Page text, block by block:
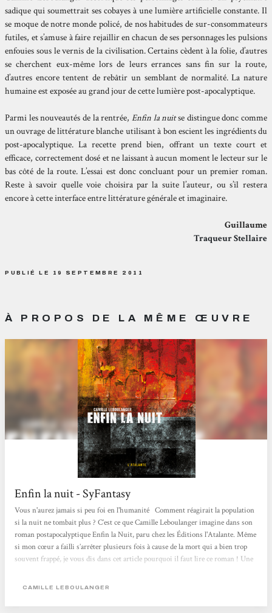
sadique qui soumettrait ses cobayes à une lumière artificielle constante. Il
se moque de notre monde policé, de nos habitudes de sur-consommateurs
futiles, et s’amuse à faire rejaillir en chacun de ses personnages les pulsions
enfouies sous le vernis de la civilisation. Certains cèdent à la folie, d’autres
se cherchent eux-même lors de leurs errances sans fin sur la route,
d’autres encore tentent de rebâtir un semblant de normalité. La nature
humaine est exposée au grand jour de cette lumière post-apocalyptique.
Parmi les nouveautés de la rentrée, Enfin la nuitse distingue donc comme
un ouvrage de littérature blanche utilisant à bon escient les ingrédients du
post-apocalyptique. La recette prend bien, offrant un texte court et
efficace, correctement dosé et ne laissant à aucun moment le lecteur sur le
bas côté de la route. L’essai est donc concluant pour un premier roman.
Reste à savoir quelle voie choisira par la suite l’auteur, ou s’il restera
encore à cette interface entre littérature générale et imaginaire.
Guillaume
Traqueur Stellaire
PUBLIÉ LE 19 SEPTEMBRE 2011
À PROPOS DE LA MÊME ŒUVRE
Enfin la nuit - SyFantasy
Vous n'aurez jamais si peu foi en l'humanité Comment réagirait la population
si la nuit ne tombait plus ? C’est ce que Camille Leboulanger imagine dans son
roman posta­pocalyptique Enfin la Nuit, paru chez les Éditions l'Atalante. Même
si mon cœur a failli s’arrêter plusieurs fois à cause de la mort qui a bien trop
souvent frappé, je vous dis dans cet article pourquoi il faut lire ce roman ! Une
les humains se sont-ils mis à s’entretuer ? Peu importe les réponses, plus rien
CAMILLE LEBOULANGER